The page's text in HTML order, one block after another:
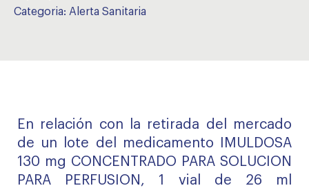
Categoria: Alerta Sanitaria
En relación con la retirada del mercado
de un lote del medicamento IMULDOSA
130 mg CONCENTRADO PARA SOLUCION
PARA PERFUSION, 1 vial de 26 ml